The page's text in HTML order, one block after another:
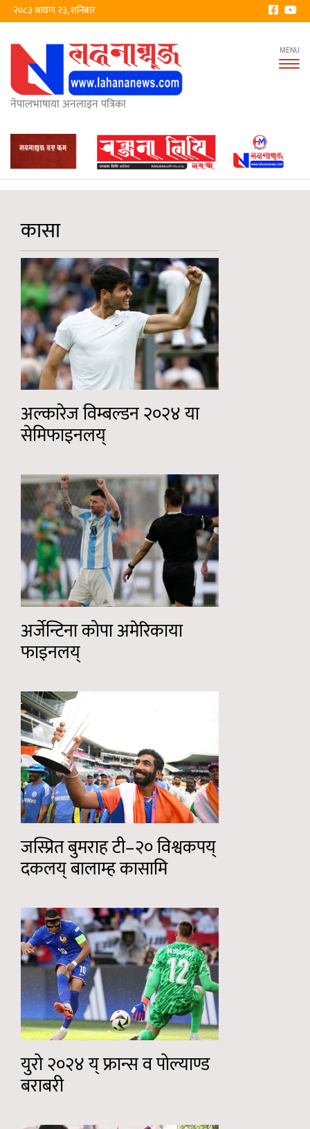
२०८३ श्रावण २३, शनिबार
नेपालभाषाया अनलाइन पत्रिका
कासा
अल्कारेज विम्बल्डन २०२४ या
सेमिफाइनलय्
अर्जेन्टिना कोपा अमेरिकाया
फाइनलय्
जस्प्रित बुमराह टी–२० विश्वकपय्
दकलय् बालाम्ह कासामि
युरो २०२४ य् फ्रान्स व पोल्याण्ड
बराबरी